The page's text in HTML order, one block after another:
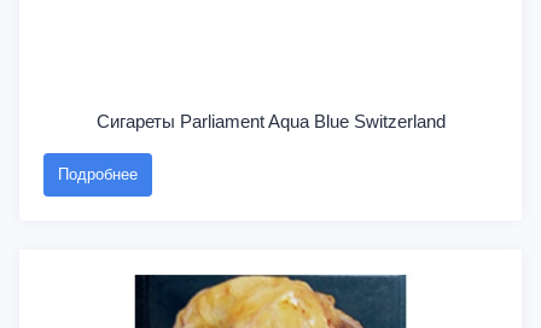
Сигареты Parliament Aqua Blue Switzerland
Подробнее